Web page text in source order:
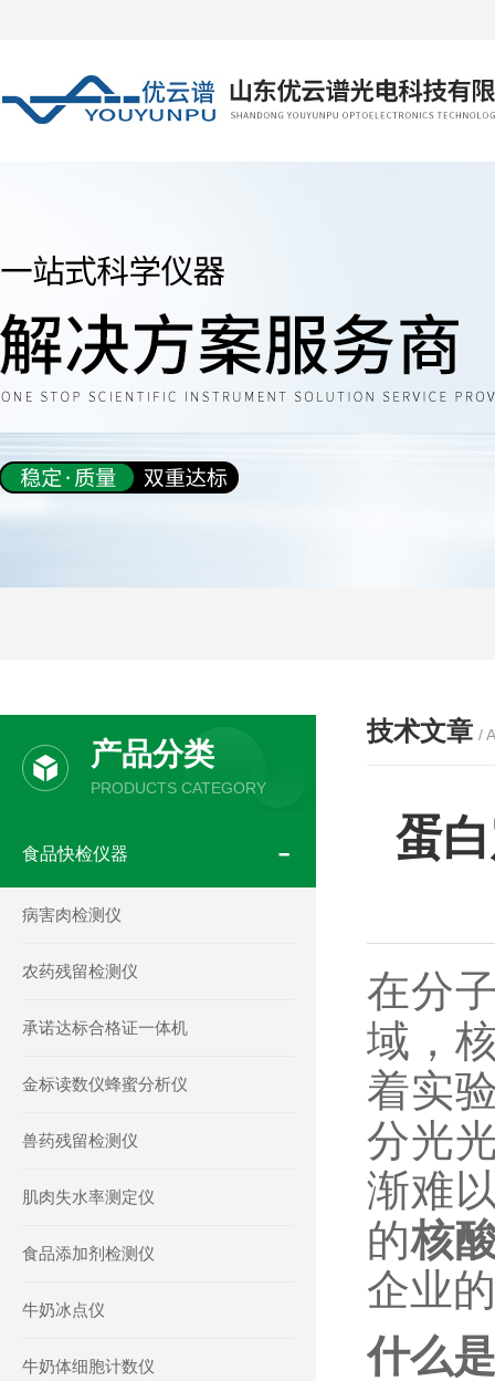
技术文章 /
蛋
在分
域，
着实
分光
渐难
的核
企业
什么
产品分类
PRODUCTS CATEGORY
食品快检仪器
病害肉检测仪
农药残留检测仪
承诺达标合格证一体机
金标读数仪蜂蜜分析仪
兽药残留检测仪
肌肉失水率测定仪
食品添加剂检测仪
牛奶冰点仪
牛奶体细胞计数仪